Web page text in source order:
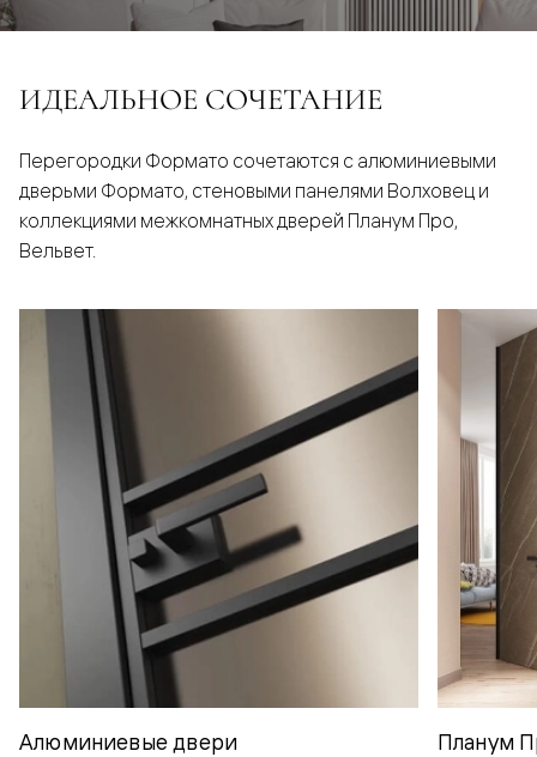
ИДЕАЛЬНОЕ СОЧЕТАНИЕ
Перегородки Формато сочетаются с алюминиевыми
дверьми Формато, стеновыми панелями Волховец и
коллекциями межкомнатных дверей Планум Про,
Вельвет.
Алюминиевые двери Планум